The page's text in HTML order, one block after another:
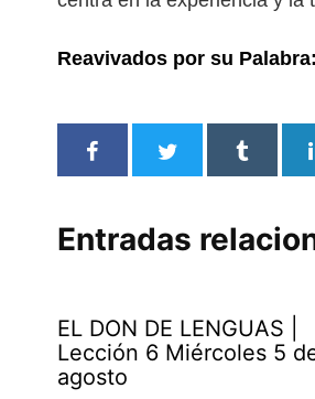
Reavivados por su
Entradas
EL DON DE LENGUAS |
Lección 6 Miércoles 5
agosto